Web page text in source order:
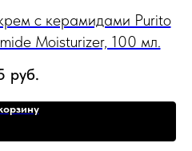
с керамидами Purito
Moisturizer, 100 мл.
руб.